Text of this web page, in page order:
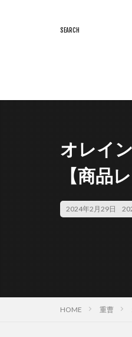
オレイ
【商品
2024年2月29日
HOME 重曹